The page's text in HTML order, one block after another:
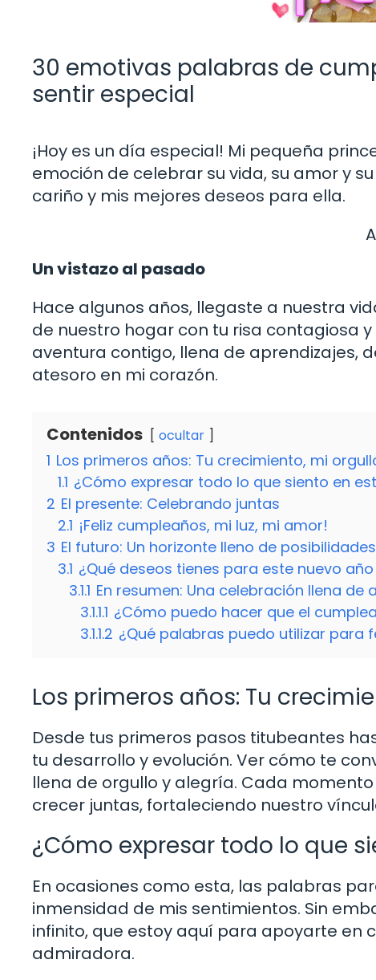
30 emotivas palabras de
sentir especial
¡Hoy es un día especial! Mi pequeña
emoción de celebrar su vida, su amor y
cariño y mis mejores deseos para ella.
Un vistazo al pasado
Hace algunos años, llegaste a nuestra
de nuestro hogar con tu risa contagiosa
aventura contigo, llena de aprendizajes,
atesoro en mi corazón.
Contenidos ocultar
1 Los primeros años: Tu crecimiento, mi
1.1 ¿Cómo expresar todo lo que siento en
2 El presente: Celebrando juntas
2.1 ¡Feliz cumpleaños, mi luz, mi amor!
3 El futuro: Un horizonte lleno de posibilidades
3.1 ¿Qué deseos tienes para este nuevo
3.1.1 En resumen: Una celebración llena de
3.1.1.1 ¿Cómo puedo hacer que el
3.1.1.2 ¿Qué palabras puedo utilizar para
Los primeros años: Tu
Desde tus primeros pasos titubeantes
tu desarrollo y evolución. Ver cómo te
llena de orgullo y alegría. Cada
crecer juntas, fortaleciendo nuestro
¿Cómo expresar todo lo que
En ocasiones como esta, las palabras
inmensidad de mis sentimientos. Sin
infinito, que estoy aquí para apoyarte en
admiradora.